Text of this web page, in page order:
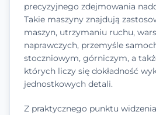
precyzyjnego zdejmowania
Takie maszyny znajdują
maszyn, utrzymaniu ruchu,
naprawczych, przemyśle
stoczniowym, górniczym, a
których liczy się dokładność
jednostkowych detali.
Z praktycznego punktu